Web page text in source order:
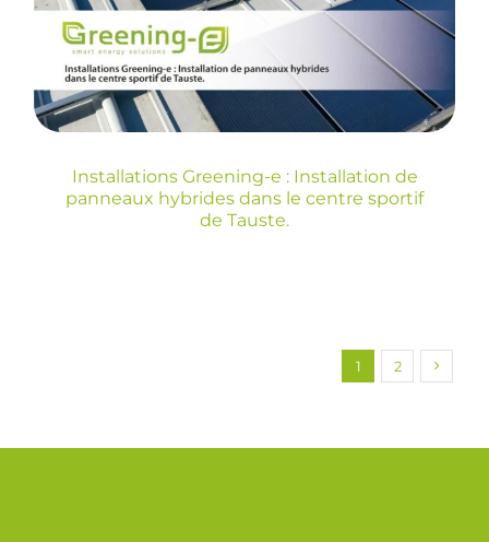
dans le centre sportif
de Tauste.
Installations Greening-e : Installation de
panneaux hybrides dans le centre sportif
de Tauste.
1 2